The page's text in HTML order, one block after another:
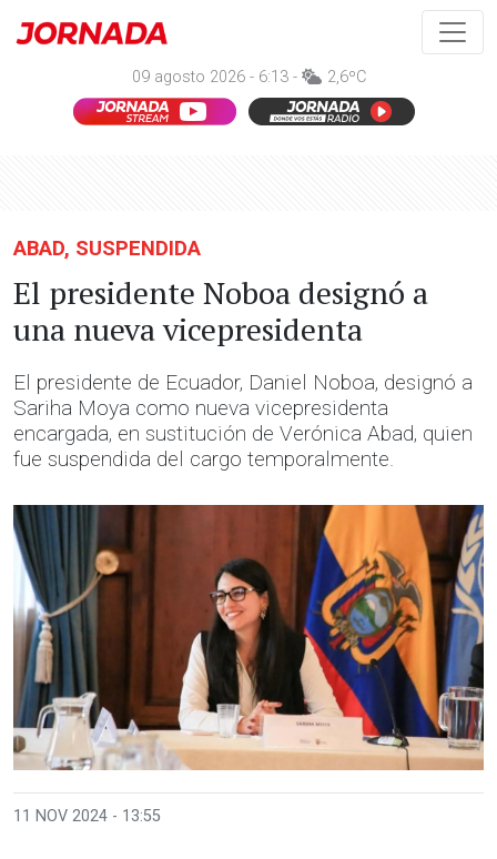
09 agosto 2026 - 6:13 - 2,6ºC
ABAD, SUSPENDIDA
El presidente Noboa designó a
una nueva vicepresidenta
El presidente de Ecuador, Daniel Noboa, designó a
Sariha Moya como nueva vicepresidenta
encargada, en sustitución de Verónica Abad, quien
fue suspendida del cargo temporalmente.
11 NOV 2024 - 13:55